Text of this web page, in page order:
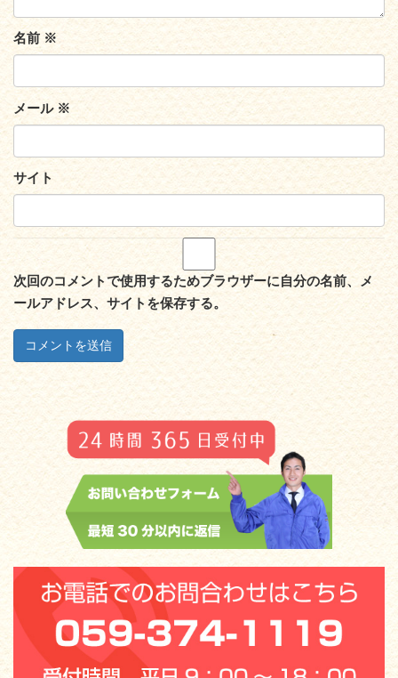
名前 ※
メール ※
サイト
次回のコメントで使用するためブラウザーに自分の名前、メ
ールアドレス、サイトを保存する。